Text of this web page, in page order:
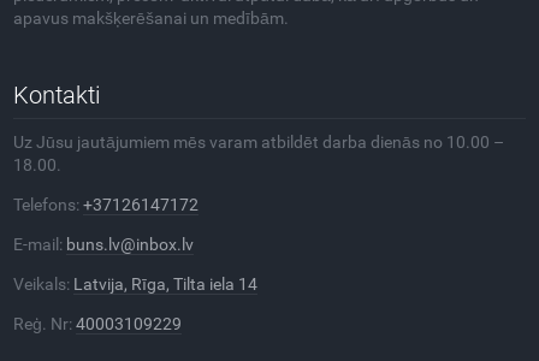
apavus makšķerēšanai un medībām.
Kontakti
Uz Jūsu jautājumiem mēs varam atbildēt darba dienās no 10.00 –
18.00.
Telefons:+37126147172
E-mail: buns.lv@inbox.lv
Veikals: Latvija, Rīga, Tilta iela 14
Reģ. Nr:40003109229